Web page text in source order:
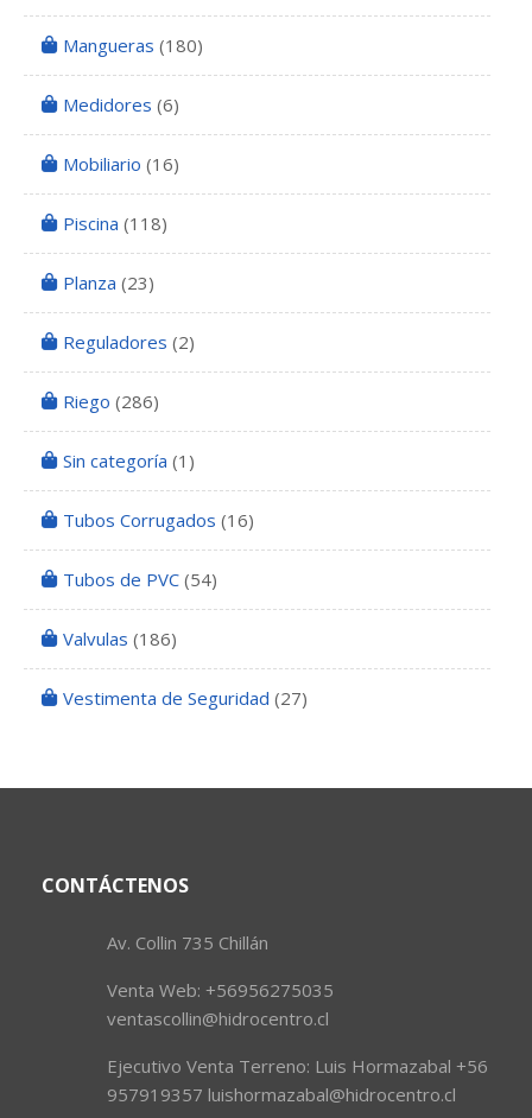
Mangueras (180)
Medidores (6)
Mobiliario (16)
Piscina (118)
Planza (23)
Reguladores (2)
Riego (286)
Sin categoría (1)
Tubos Corrugados (16)
Tubos de PVC (54)
Valvulas (186)
Vestimenta de Seguridad (27)
CONTÁCTENOS
Av. Collin 735 Chillán
Venta Web: +56956275035
ventascollin@hidrocentro.cl
Ejecutivo Venta Terreno: Luis Hormazabal +56
957919357 luishormazabal@hidrocentro.cl